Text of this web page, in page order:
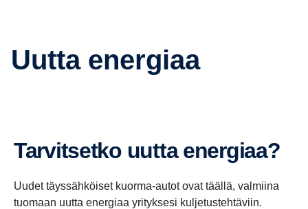
Uutta energiaa
Tarvit­setko uutta energiaa?
Uudet täyssähköiset kuorma-autot ovat täällä, valmiina
tuomaan uutta energiaa yrityksesi kuljetustehtäviin.